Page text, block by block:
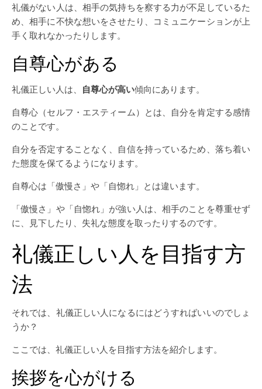
礼儀がない人は、相手の気持ちを察する力が不足しているた
め、相手に不快な想いをさせたり、コミュニケーションが上
手く取れなかったりします。
自尊心がある
礼儀正しい人は、 自尊心が高い傾向にあります。
自尊心（セルフ・エスティーム）とは、自分を肯定する感情
のことです。
自分を否定することなく、自信を持っているため、落ち着い
た態度を保てるようになります。
自尊心は「傲慢さ」や「自惚れ」とは違います。
「傲慢さ」や「自惚れ」が強い人は、相手のことを尊重せず
に、見下したり、失礼な態度を取ったりするのです。
礼儀正しい人を目指す方
法
それでは、礼儀正しい人になるにはどうすればいいのでしょ
うか？
ここでは、礼儀正しい人を目指す方法を紹介します。
挨拶を心がける